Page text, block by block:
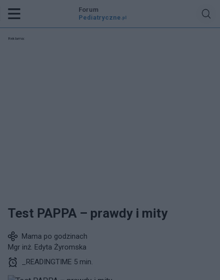
Forum
Pediatryczne .pl
Reklama:
Test PAPPA – prawdy i mity
Mama po godzinach
Mgr inż. Edyta Żyromska
_READINGTIME 5 min.